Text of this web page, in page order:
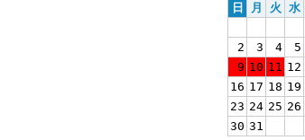
日
月 火 水
2
3 4 5
9 10 11 12
16 17 18 19
23 24 25 26
30 31